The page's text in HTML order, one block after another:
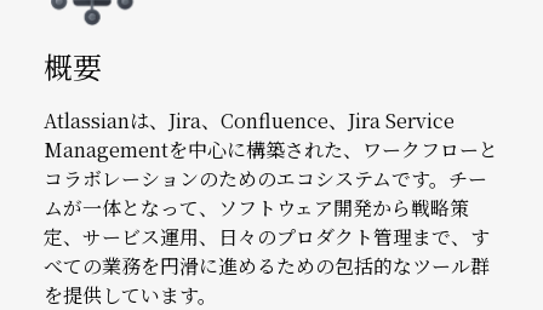
概要
Atlassianは、Jira、Confluence、Jira Service
Managementを中心に構築された、ワークフローと
コラボレーションのためのエコシステムです。チー
ムが一体となって、ソフトウェア開発から戦略策
定、サービス運用、日々のプロダクト管理まで、す
べての業務を円滑に進めるための包括的なツール群
を提供しています。